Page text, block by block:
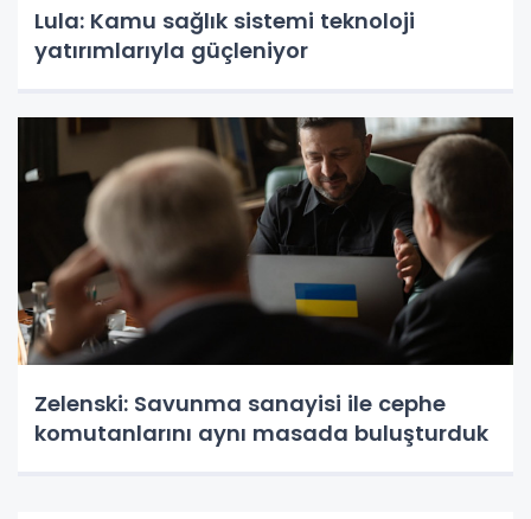
Lula: Kamu sağlık sistemi teknoloji
yatırımlarıyla güçleniyor
Zelenski: Savunma sanayisi ile cephe
komutanlarını aynı masada buluşturduk